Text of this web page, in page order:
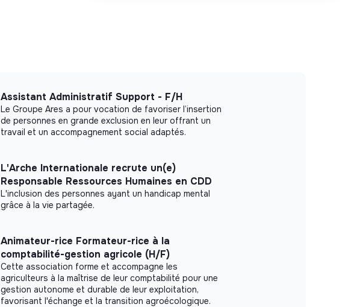
Assistant Administratif Support - F/H
Le Groupe Ares a pour vocation de favoriser l’insertion
de personnes en grande exclusion en leur offrant un
travail et un accompagnement social adaptés.
L'Arche Internationale recrute un(e)
Responsable Ressources Humaines en CDD
L'inclusion des personnes ayant un handicap mental
grâce à la vie partagée.
Animateur-rice Formateur-rice à la
comptabilité-gestion agricole (H/F)
Cette association forme et accompagne les
agriculteurs à la maîtrise de leur comptabilité pour une
gestion autonome et durable de leur exploitation,
favorisant l'échange et la transition agroécologique.